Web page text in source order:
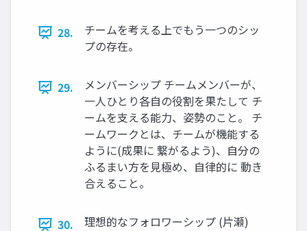
28.
チームを考える上でもう⼀つのシッ
プの存在。
29.
メンバーシップ チームメンバーが、
⼀⼈ひとり各⾃の役割を果たして チ
ームを⽀える能⼒、姿勢のこと。 チ
ームワークとは、チームが機能する
ように(成果に 繋がるよう)、⾃分の
ふるまい⽅を⾒極め、⾃律的に 動き
合えること。
30.
理想的なフォロワーシップ (⽚瀬)